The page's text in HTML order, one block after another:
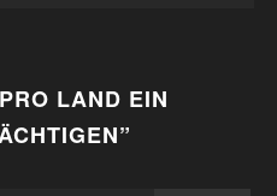
PRO LAND EIN
”